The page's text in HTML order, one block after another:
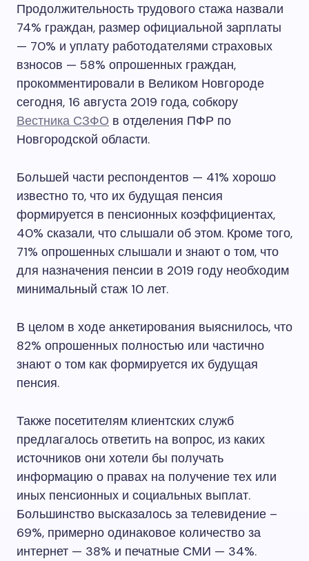
Продолжительность трудового стажа назвали
74% граждан, размер официальной зарплаты
— 70% и уплату работодателями страховых
взносов — 58% опрошенных граждан,
прокомментировали в Великом Новгороде
сегодня, 16 августа 2019 года, собкору
Вестника СЗФО в отделения ПФР по
Новгородской области.
Большей части респондентов — 41% хорошо
известно то, что их будущая пенсия
формируется в пенсионных коэффициентах,
40% сказали, что слышали об этом. Кроме того,
71% опрошенных слышали и знают о том, что
для назначения пенсии в 2019 году необходим
минимальный стаж 10 лет.
В целом в ходе анкетирования выяснилось, что
82% опрошенных полностью или частично
знают о том как формируется их будущая
пенсия.
Также посетителям клиентских служб
предлагалось ответить на вопрос, из каких
источников они хотели бы получать
информацию о правах на получение тех или
иных пенсионных и социальных выплат.
Большинство высказалось за телевидение –
69%, примерно одинаковое количество за
интернет — 38% и печатные СМИ — 34%.